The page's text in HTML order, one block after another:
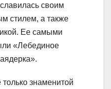
своим
стилем, а также
Ее самыми
«Лебединое
знаменитой